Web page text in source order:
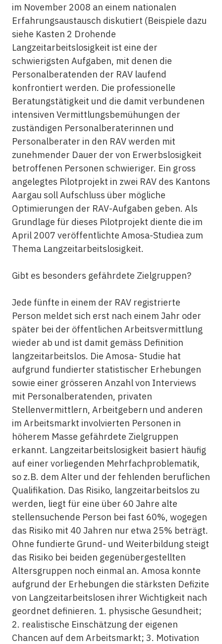
im November 2008 an einem nationalen
Erfahrungsaustausch diskutiert (Beispiele dazu
siehe Kasten 2 Drohende
Langzeitarbeitslosigkeit ist eine der
schwierigsten Aufgaben, mit denen die
Personalberatenden der RAV laufend
konfrontiert werden. Die professionelle
Beratungstätigkeit und die damit verbundenen
intensiven Vermittlungsbemühungen der
zuständigen Personalberaterinnen und
Personalberater in den RAV werden mit
zunehmender Dauer der von Erwerbslosigkeit
betroffenen Personen schwieriger. Ein gross
angelegtes Pilotprojekt in zwei RAV des Kantons
Aargau soll Aufschluss über mögliche
Optimierungen der RAV-Aufgaben geben. Als
Grundlage für dieses Pilotprojekt diente die im
April 2007 veröffentlichte Amosa-Studiea zum
Thema Langzeitarbeitslosigkeit.
Gibt es besonders gefährdete Zielgruppen?
Jede fünfte in einem der RAV registrierte
Person meldet sich erst nach einem Jahr oder
später bei der öffentlichen Arbeitsvermittlung
wieder ab und ist damit gemäss Definition
langzeitarbeitslos. Die Amosa- Studie hat
aufgrund fundierter statistischer Erhebungen
sowie einer grösseren Anzahl von Interviews
mit Personalberatenden, privaten
Stellenvermittlern, Arbeitgebern und anderen
im Arbeitsmarkt involvierten Personen in
höherem Masse gefährdete Zielgruppen
erkannt. Langzeitarbeitslosigkeit basiert häufig
auf einer vorliegenden Mehrfachproblematik,
so z.B. dem Alter und der fehlenden beruflichen
Qualifikation. Das Risiko, langzeitarbeitslos zu
werden, liegt für eine über 60 Jahre alte
stellensuchende Person bei fast 60%, wogegen
das Risiko mit 40 Jahren nur etwa 25% beträgt.
Ohne fundierte Grund- und Weiterbildung steigt
das Risiko bei beiden gegenübergestellten
Altersgruppen noch einmal an. Amosa konnte
aufgrund der Erhebungen die stärksten Defizite
von Langzeitarbeitslosen ihrer Wichtigkeit nach
geordnet definieren. 1. physische Gesundheit;
2. realistische Einschätzung der eigenen
Chancen auf dem Arbeitsmarkt; 3. Motivation